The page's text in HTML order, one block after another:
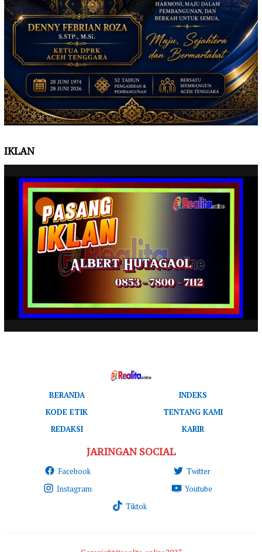
IKLAN
BERANDA
INDEKS
KODE ETIK
TENTANG KAMI
REDAKSI
KARIR
JARINGAN SOCIAL
Facebook
Twitter
Instagram
Youtube
Tiktok